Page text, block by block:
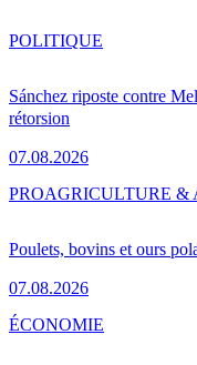
Sánchez riposte contre
rétorsion
07.08.2026
POLITIQUE
Poulets, bovins et ours
07.08.2026
PROAGRICULTURE &
ÉCONOMIE